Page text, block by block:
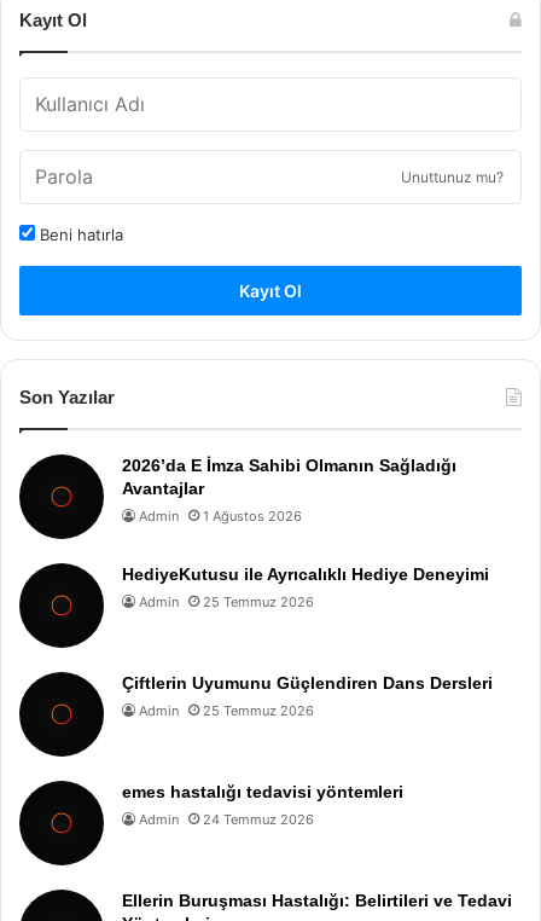
Kayıt Ol
Unuttunuz mu?
Beni hatırla
Kayıt Ol
Son Yazılar
2026’da E İmza Sahibi Olmanın Sağladığı
Avantajlar
Admin 1 Ağustos 2026
HediyeKutusu ile Ayrıcalıklı Hediye Deneyimi
Admin 25 Temmuz 2026
Çiftlerin Uyumunu Güçlendiren Dans Dersleri
Admin 25 Temmuz 2026
emes hastalığı tedavisi yöntemleri
Admin 24 Temmuz 2026
Ellerin Buruşması Hastalığı: Belirtileri ve Tedavi